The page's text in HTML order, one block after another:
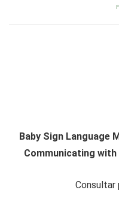
Baby Sign Language
Communicating with
Consultar